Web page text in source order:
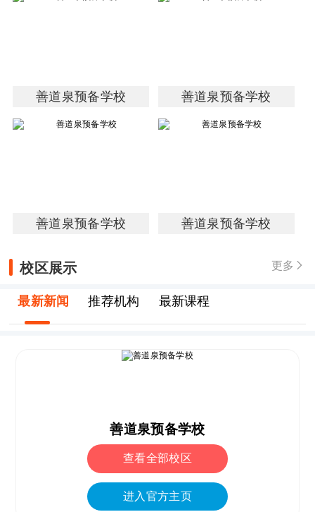
善道泉预备学校 善道泉预备学校
善道泉预备学校 善道泉预备学校
校区展示 更多 
最新新闻 推荐机构 最新课程
善道泉预备学校
查看全部校区
进入官方主页